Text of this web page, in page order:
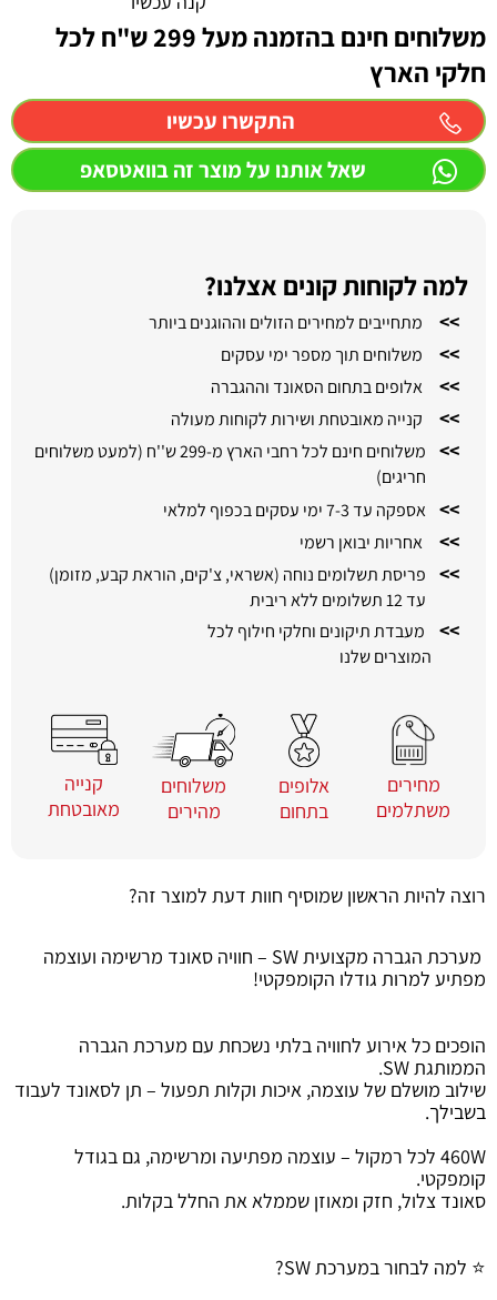
משלוחים חינם בהזמנה מעל 299 ש"ח לכל
חלקי הארץ
התקשרו עכשיו
שאל אותנו על מוצר זה בוואטסאפ
למה לקוחות קונים אצלנו?
>> מתחייבים למחירים הזולים וההוגנים ביותר
>> משלוחים תוך מספר ימי עסקים
>> אלופים בתחום הסאונד וההגברה
>> קנייה מאובטחת ושירות לקוחות מעולה
>>
משלוחים חינם לכל רחבי הארץ מ-299 ש''ח (למעט משלוחים
חריגים)
>> אספקה עד 7-3 ימי עסקים בכפוף למלאי
>> אחריות יבואן רשמי
>>
פריסת תשלומים נוחה (אשראי, צ'קים, הוראת קבע, מזומן)
עד 12 תשלומים ללא ריבית
>>
מעבדת תיקונים וחלקי חילוף לכל
המוצרים שלנו
מחירים
משתלמים
אלופים
בתחום
משלוחים
מהירים
קנייה
מאובטחת
רוצה להיות הראשון שמוסיף חוות דעת למוצר זה?
מערכת הגברה מקצועית SW – חוויה סאונד מרשימה ועוצמה
מפתיע למרות גודלו הקומפקטי!
הופכים כל אירוע לחוויה בלתי נשכחת עם מערכת הגברה
הממותגת SW.
שילוב מושלם של עוצמה, איכות וקלות תפעול – תן לסאונד לעבוד
בשבילך.
460W לכל רמקול – עוצמה מפתיעה ומרשימה, גם בגודל
קומפקטי.
סאונד צלול, חזק ומאוזן שממלא את החלל בקלות.
⭐ למה לבחור במערכת SW?